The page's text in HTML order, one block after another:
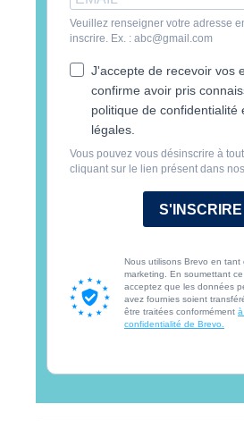
Veuillez renseigner votre adresse
inscrire. Ex. : abc@gmail.com
J'accepte de recevoir vos
confirme avoir pris
politique de confidentialité
légales.
Vous pouvez vous désinscrire à
cliquant sur le lien présent dans
S'INSCRIRE
Nous utilisons Brevo en tant
marketing. En soumettant
acceptez que les données
avez fournies soient
être traitées conformément
confidentialité de Brevo.